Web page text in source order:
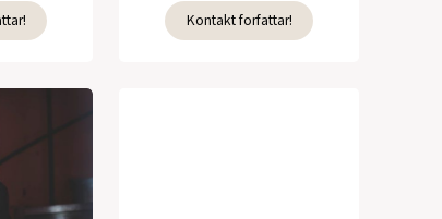
Kontakt forfattar!